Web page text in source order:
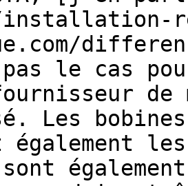
pas le cas
Les
également
sont